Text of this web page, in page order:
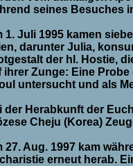
seines Besuches
1. Juli 1995 kamen
darunter Julia,
der hl. Hostie,
ihrer Zunge: Eine
untersucht und als
der Herabkunft der
Cheju (Korea)
27. Aug. 1997 kam
erneut herab.